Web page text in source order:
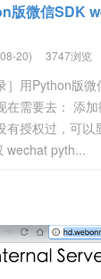
版微信SDK
20) 3747浏览
］用Python版
在需要去： 添
有授权过，可
wechat pyth...